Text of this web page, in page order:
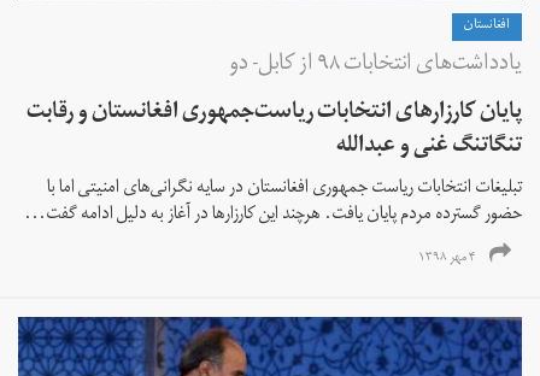
افغانستان
یادداشت‌های انتخابات ۹۸ از کابل- دو
پایان کارزارهای انتخابات ریاست‌جمهوری افغانستان و رقابت
تنگاتنگ غنی و عبدالله
تبلیغات انتخابات ریاست جمهوری افغانستان در سایه نگرانی‌های امنیتی اما با
حضور گسترده مردم پایان یافت. هرچند این کارزارها در آغاز به دلیل ادامه گ‍فت‌...
۴ مهر ۱۳۹۸